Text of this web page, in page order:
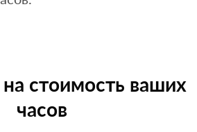
стоимость ваших
часов